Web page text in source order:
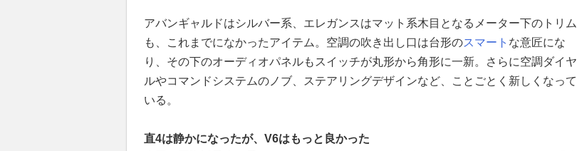
アバンギャルドはシルバー系、エレガンスはマット系木目となるメーター下のトリム
も、これまでになかったアイテム。空調の吹き出し口は台形のスマート な意匠にな
り、その下のオーディオパネルもスイッチが丸形から角形に一新。さらに空調ダイヤ
ルやコマンドシステムのノブ、ステアリングデザインなど、ことごとく新しくなって
いる。
直4は静かになったが、V6はもっと良かった